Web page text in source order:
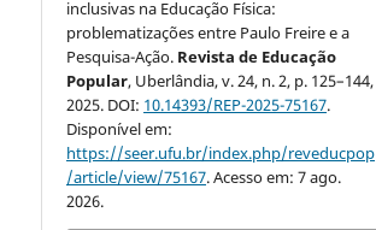
inclusivas na Educação Física:
problematizações entre Paulo Freire e a
Pesquisa-Ação. Revista de Educação
Popular, Uberlândia, v. 24, n. 2, p. 125–144,
2025. DOI: 10.14393/REP-2025-75167.
Disponível em:
https://seer.ufu.br/index.php/reveducpop
/article/view/75167. Acesso em: 7 ago.
2026.